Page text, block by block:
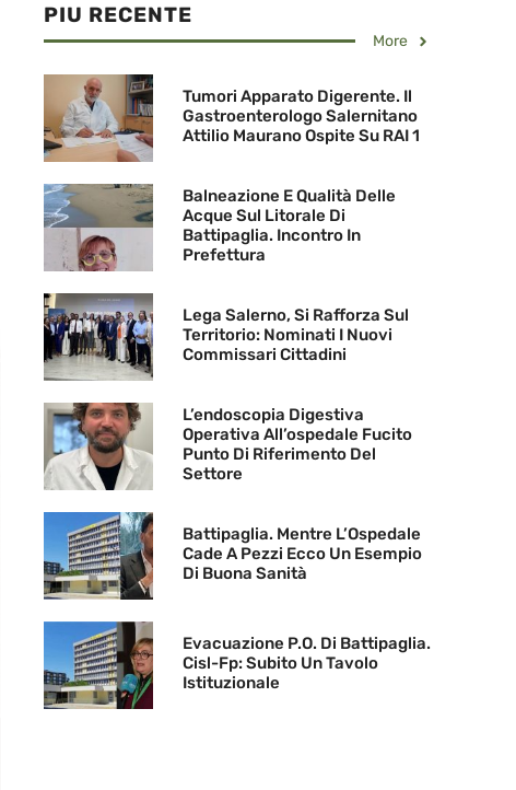
PIU RECENTE
More
Tumori Apparato Digerente. Il
Gastroenterologo Salernitano
Attilio Maurano Ospite Su RAI 1
Balneazione E Qualità Delle
Acque Sul Litorale Di
Battipaglia. Incontro In
Prefettura
Lega Salerno, Si Rafforza Sul
Territorio: Nominati I Nuovi
Commissari Cittadini
L’endoscopia Digestiva
Operativa All’ospedale Fucito
Punto Di Riferimento Del
Settore
Battipaglia. Mentre L’Ospedale
Cade A Pezzi Ecco Un Esempio
Di Buona Sanità
Evacuazione P.O. Di Battipaglia.
Cisl-Fp: Subito Un Tavolo
Istituzionale